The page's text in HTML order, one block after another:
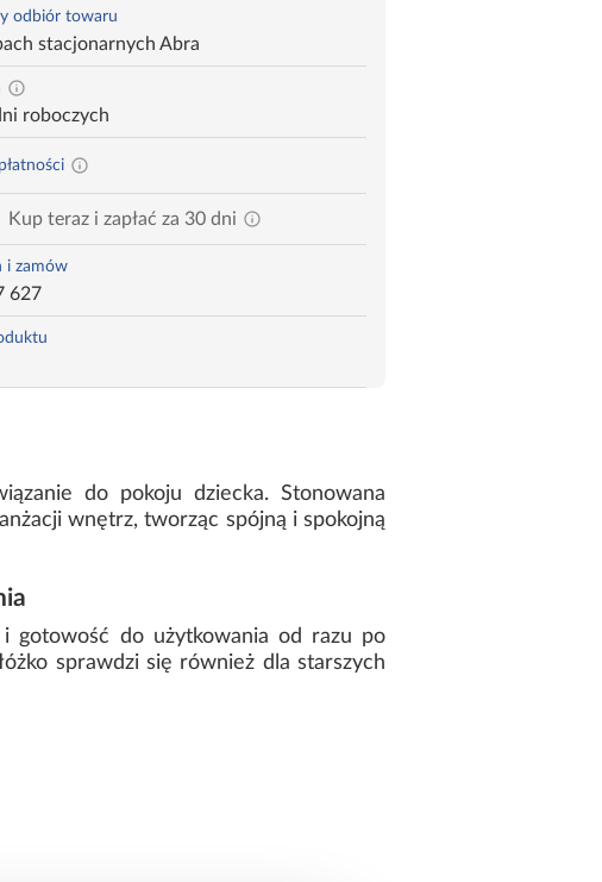
odbiór towaru
stacjonarnych Abra
roboczych
Kup teraz i zapłać za 30 dni
i zamów
627
do pokoju dziecka. Stonowana
wnętrz, tworząc spójną i spokojną
gotowość do użytkowania od razu po
sprawdzi się również dla starszych